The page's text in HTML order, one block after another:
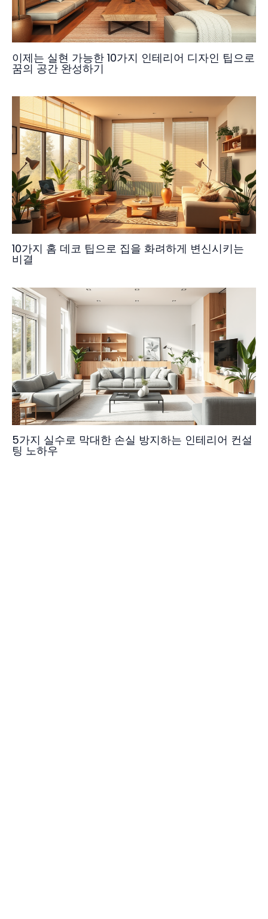
이제는 실현 가능한 10가지 인테리어 디자인 팁으로
꿈의 공간 완성하기
10가지 홈 데코 팁으로 집을 화려하게 변신시키는
비결
5가지 실수로 막대한 손실 방지하는 인테리어 컨설
팅 노하우